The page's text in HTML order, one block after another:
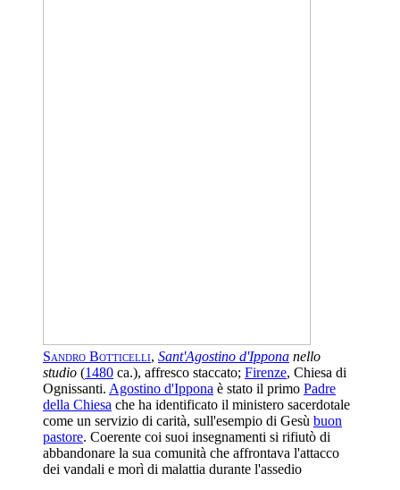
Sandro Botticelli, Sant'Agostino d'Ippona nello
studio (1480 ca.), affresco staccato; Firenze, Chiesa di
Ognissanti. Agostino d'Ippona è stato il primo Padre
della Chiesa che ha identificato il ministero sacerdotale
come un servizio di carità, sull'esempio di Gesù buon
pastore. Coerente coi suoi insegnamenti si rifiutò di
abbandonare la sua comunità che affrontava l'attacco
dei vandali e morì di malattia durante l'assedio